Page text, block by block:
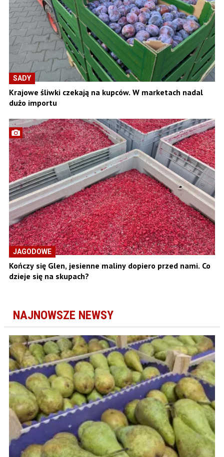
SADY
Krajowe śliwki czekają na kupców. W marketach nadal
dużo importu
JAGODOWE
Kończy się Glen, jesienne maliny dopiero przed nami. Co
dzieje się na skupach?
NAJNOWSZE NEWSY